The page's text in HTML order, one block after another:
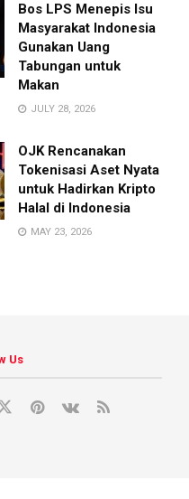
Bos LPS Menepis Isu
Masyarakat Indonesia
Gunakan Uang
Tabungan untuk
Makan
JULY 28, 2026
OJK Rencanakan
Tokenisasi Aset Nyata
untuk Hadirkan Kripto
Halal di Indonesia
MAY 23, 2026
Us